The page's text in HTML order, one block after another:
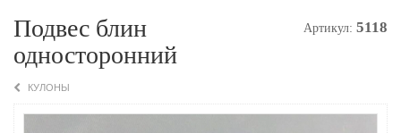
Подвес блин
односторонний
Артикул: 5118
КУЛОНЫ